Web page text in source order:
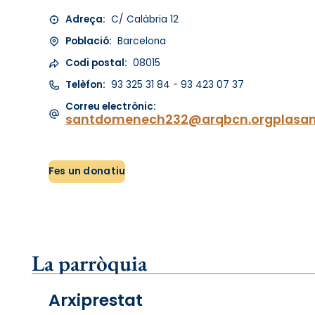
Adreça: C/ Calàbria 12
Població: Barcelona
Codi postal: 08015
Telèfon: 93 325 31 84 - 93 423 07 37
Correu electrònic:
Fes un donatiu
La parròquia
Arxiprestat